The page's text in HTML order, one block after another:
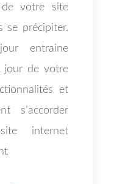
votre site
se précipiter.
entraine
jour de votre
et
s’accorder
internet